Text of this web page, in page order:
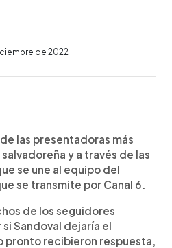
de 2022
las presentadoras más
y a través de las
se une al equipo del
se transmite por Canal 6.
de los seguidores
Sandoval dejaría el
pronto recibieron respuesta,